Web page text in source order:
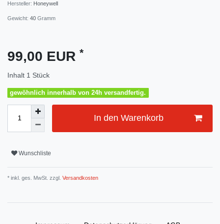
Hersteller: Honeywell
Gewicht: 40 Gramm
99,00 EUR *
Inhalt 1 Stück
gewöhnlich innerhalb von 24h versandfertig.
In den Warenkorb
Wunschliste
* inkl. ges. MwSt. zzgl. Versandkosten